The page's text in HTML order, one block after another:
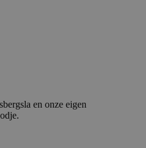
en onze eigen